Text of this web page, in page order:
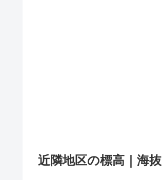
近隣地区の標高｜海抜